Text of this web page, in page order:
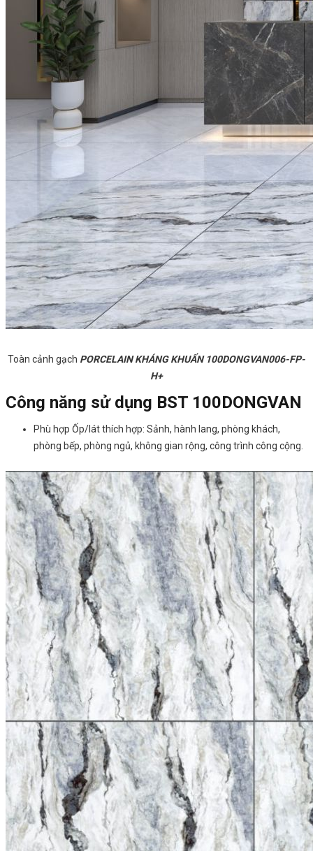
Toàn cảnh gạch PORCELAIN KHÁNG KHUẨN 100DONGVAN006-FP-
H+
Công năng sử dụng BST 100DONGVAN
Phù hợp Ốp/lát thích hợp: Sảnh, hành lang, phòng khách,
phòng bếp, phòng ngủ, không gian rộng, công trình công cộng.